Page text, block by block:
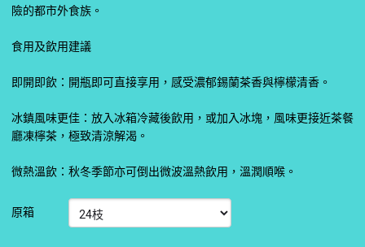
險的都市外食族。
食用及飲用建議
即開即飲：開瓶即可直接享用，感受濃郁錫蘭茶香與檸檬清香。
冰鎮風味更佳：放入冰箱冷藏後飲用，或加入冰塊，風味更接近茶餐
廳凍檸茶，極致清涼解渴。
微熱溫飲：秋冬季節亦可倒出微波溫熱飲用，溫潤順喉。
原箱